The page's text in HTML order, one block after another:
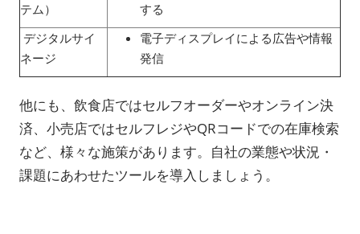
テム）
する
デジタルサイ
ネージ
電子ディスプレイによる広告や情報
発信
他にも、飲食店ではセルフオーダーやオンライン決
済、小売店ではセルフレジやQRコードでの在庫検索
など、様々な施策があります。自社の業態や状況・
課題にあわせたツールを導入しましょう。